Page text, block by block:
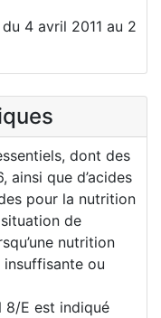
4 avril 2011 au 2
dont des
ainsi que d’acides
pour la nutrition
de
nutrition
ou
8/E est indiqué